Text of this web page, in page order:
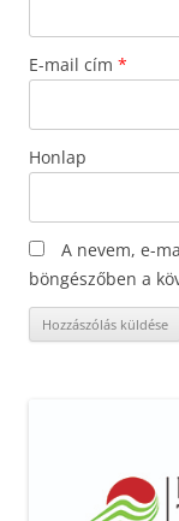
E-mail cím *
Honlap
A nevem, e-
böngészőben a